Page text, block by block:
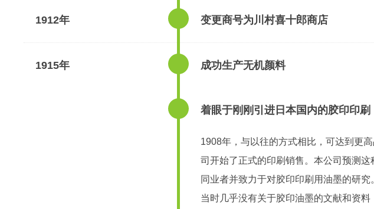
1912年 变更商号为川村喜十郎商店
1915年 成功生产无机颜料
着眼于刚刚引进日本国内的胶印印刷
1908年，与以往的方式相比，可达到更
司开始了正式的印刷销售。本公司预测
同业者并致力于对胶印印刷用油墨的研究
当时几乎没有关于胶印油墨的文献和资